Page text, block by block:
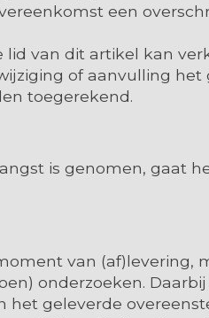
een
van dit artikel kan
of aanvulling het
toegerekend.
is genomen, gaat
van (af)levering,
onderzoeken.
het geleverde